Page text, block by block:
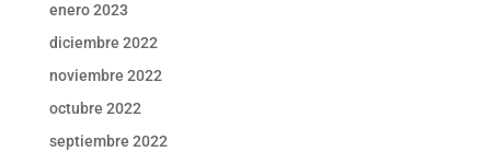
enero 2023
diciembre 2022
noviembre 2022
octubre 2022
septiembre 2022